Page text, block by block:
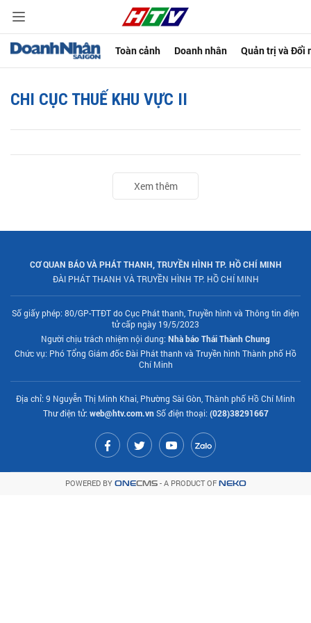
Toàn cảnh Doanh nhân Quản trị và Đổi
CHI CỤC THUẾ KHU VỰC II
Xem thêm
CƠ QUAN BÁO VÀ PHÁT THANH, TRUYỀN HÌNH TP. HỒ CHÍ MINH
ĐÀI PHÁT THANH VÀ TRUYỀN HÌNH TP. HỒ CHÍ MINH
Số giấy phép: 80/GP-TTĐT do Cục Phát thanh, Truyền hình và Thông tin điện
tử cấp ngày 19/5/2023
Người chịu trách nhiệm nội dung: Nhà báo Thái Thành Chung
Chức vụ: Phó Tổng Giám đốc Đài Phát thanh và Truyền hình Thành phố Hồ
Chí Minh
Địa chỉ: 9 Nguyễn Thị Minh Khai, Phường Sài Gòn, Thành phố Hồ Chí Minh
Thư điện tử: web@htv.com.vnSố điện thoại: (028)38291667
POWERED BY ONECMS- A PRODUCT OF NEKO